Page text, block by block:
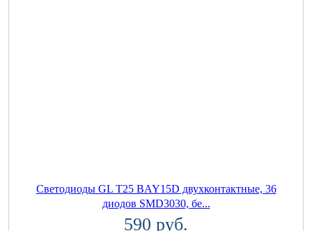
Светодиоды GL T25 BAY15D двухконтактные, 36
диодов SMD3030, бе...
590 руб.